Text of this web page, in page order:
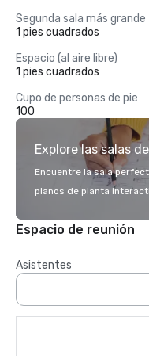
Segunda sala más grande
1 pies cuadrados
Espacio (al aire libre)
1 pies cuadrados
Cupo de personas de pie
100
Explore las salas
Encuentre la sala
planos de planta
Espacio de reunión
Asistentes